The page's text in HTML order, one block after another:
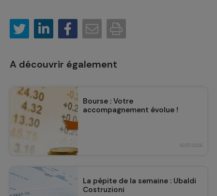
A découvrir également
Bourse : Votre
accompagnement évolue !
10/07/2026
La pépite de la semaine : Ubaldi
Costruzioni